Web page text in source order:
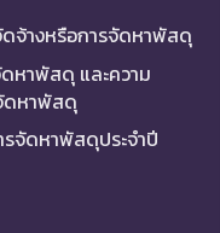
จ้างหรือการจัดหาพัสดุ
หาพัสดุ และความ
ดหาพัสดุ
จัดหาพัสดุประจำปี